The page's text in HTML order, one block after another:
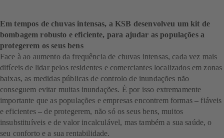
Em tempos de chuvas intensas, a KSB desenvolveu um kit de
bombagem robusto e eficiente, para ajudar as populações a
protegerem os seus bens
Face à ao aumento da frequência de chuvas intensas, cada vez mais
difíceis de lidar pelos residentes e comerciantes localizados em zonas
baixas, as medidas públicas de controlo de inundações não
conseguem evitar muitas inundações. É por isso extremamente
importante que as populações e empresas encontrem formas – fiáveis
e eficientes – de protegerem, não só os seus bens, muitos
insubstituíveis e de valor incalculável, mas também a sua saúde, o
seu conforto e a sua rentabilidade.